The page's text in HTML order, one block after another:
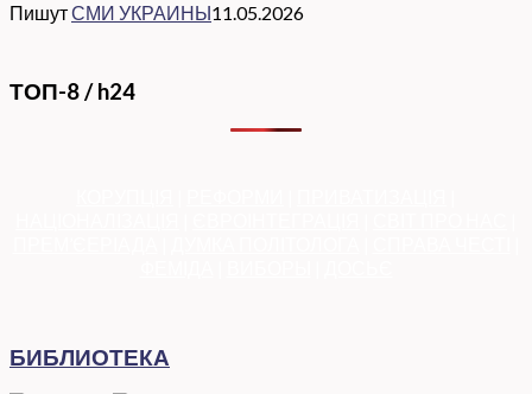
ПишутСМИ УКРАИНЫ11.05.2026
ТОП-8 / h24
БИБЛИОТЕКА